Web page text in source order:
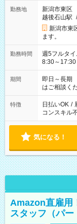
勤務地
新潟市東区
越後石山駅
新潟市東
ます。
勤務時間
週5フルタ
8:30～
その他にも
ご希望を教
期間
即日～長期
はご相談く
特徴 日払いOK /
コンスキル
気になる！
Amazon直雇用
スタッフ（パ